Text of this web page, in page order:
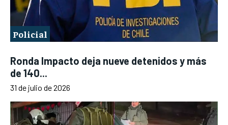
Policial
Ronda Impacto deja nueve detenidos y más
de 140...
31 de julio de 2026